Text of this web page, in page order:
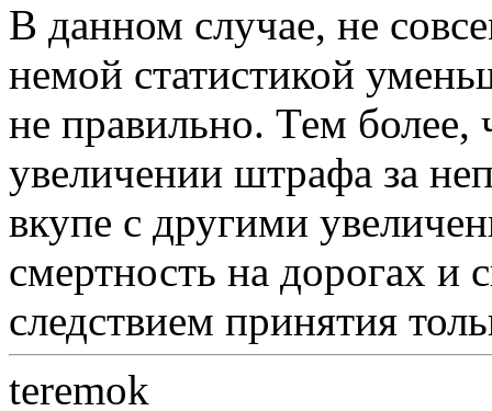
В данном случае, не
немой статистикой
не правильно. Тем более,
увеличении штрафа за
вкупе с другими
смертность на дорогах и
следствием принятия
teremok